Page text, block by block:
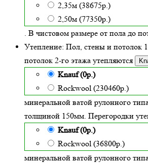
2,35м (38675р.)
2,50м (77350р.)
. В чистовом размере от пола до
Утепление: Пол, стены и потолок
потолок 2-го этажа утепляются
Knauf (0р.)
Rockwool (230460р.)
минеральной ватой рулонного
толщиной 150мм. Перегородки
Knauf (0р.)
Rockwool (36800р.)
минеральной ватой рулонного